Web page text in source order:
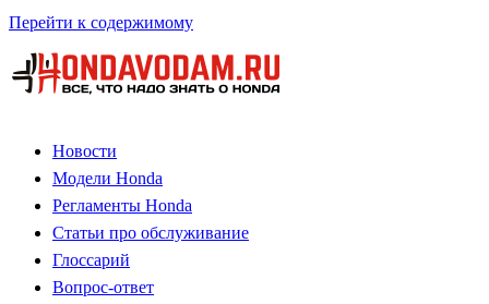
Перейти к содержимому
Новости
Модели Honda
Регламенты Honda
Статьи про обслуживание
Глоссарий
Вопрос-ответ